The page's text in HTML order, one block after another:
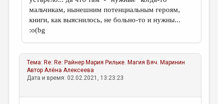
мальчикам, нынешним потенциальным героям,
книги, как выяснилось, не больно-то и нужны...
:о(bg
Тема: Re: Re: Райнер Мария Рильке. Магия Вяч. Маринин
АвторАлёна Алексеева
Дата и время: 02.02.2021, 13:23:23